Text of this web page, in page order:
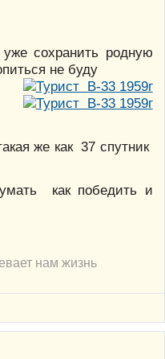
сохранить родную
не буду
же как 37 спутник
как победить и
нам жизнь